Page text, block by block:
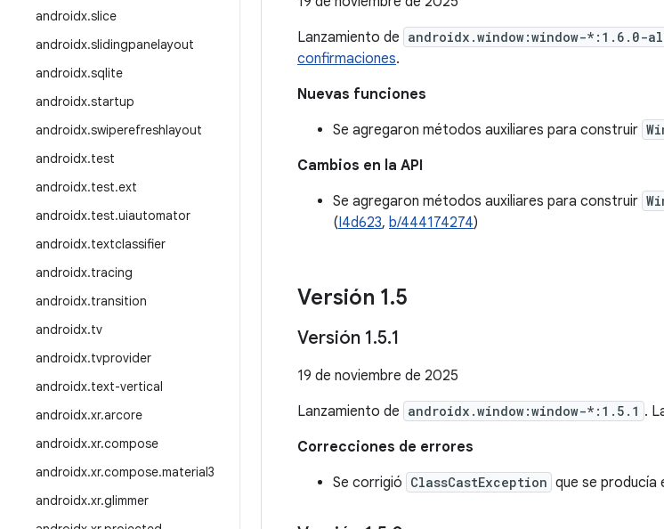
androidx.slice
androidx.slidingpanelayout
androidx.sqlite
androidx.startup
androidx.swiperefreshlayout
androidx.test
androidx.test.ext
androidx.test.uiautomator
androidx.textclassifier
androidx.tracing
androidx.transition
androidx.tv
androidx.tvprovider
androidx.text-vertical
androidx.xr.arcore
androidx.xr.compose
androidx.xr.compose.material3
androidx.xr.glimmer
Lanzamiento de androidx.window:window-*:1.6.0-
confirmaciones.
Nuevas funciones
Se agregaron métodos auxiliares para construir
Cambios en la API
Se agregaron métodos auxiliares para construir
(I4d623, b/444174274)
Versión 1.5
Versión 1.5.1
19 de noviembre de 2025
Lanzamiento de androidx.window:window-*:1.5.1 .
Correcciones de errores
Se corrigió ClassCastException que se producía